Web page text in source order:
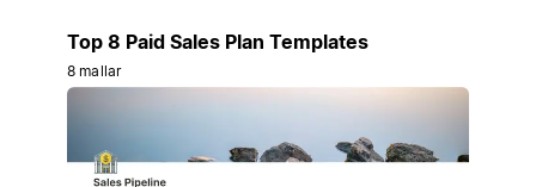
Top 8 Paid Sales Plan Templates
8 mallar